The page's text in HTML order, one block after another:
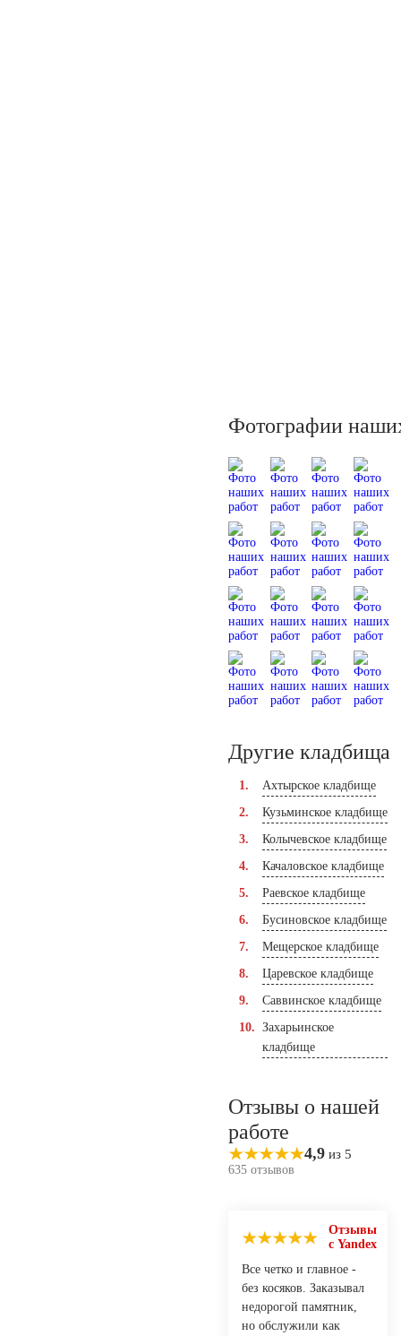
Фотографии
Другие кладбища
Ахтырское кладбище
Кузьминское кладбище
Колычевское кладбище
Качаловское кладбище
Раевское кладбище
Бусиновское кладбище
Мещерское кладбище
Царевское кладбище
Саввинское кладбище
Захарьинское
кладбище
Отзывы о нашей
работе
4,9 из 5
635 отзывов
Отзывы
с Yandex
Все четко и главное -
без косяков. Заказывал
недорогой памятник,
но обслужили как